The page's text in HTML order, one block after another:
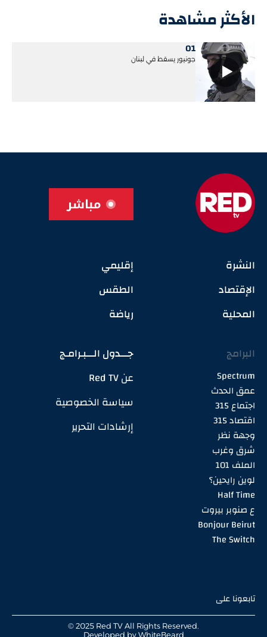
الأكثر مشاهدة
01
جونيور يسقط في لبنان
مباشر
النشرة
الإقتصاد
المحلية
إقليمي
الطقس
رياضة
البرامج
Spectrum
عمق الحدث
اجتماع 315
اقتصاد 315
وجهة نظر
شرق وغرب
الملف 101
لوين رايحين؟
Half Time
ع صنوبر بيروت
Bonjour Beirut
The Switch
جـــدول الـــبـرامـج
عن Red TV
سياسة الخصوصية
إرشادات التحرير
تابعونا على
© 2025 Red TV All Rights Reserved.
Developed byWhiteBeard